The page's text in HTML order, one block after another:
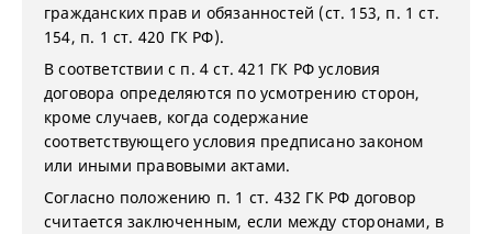
гражданских прав и обязанностей (ст. 153, п. 1 ст.
154, п. 1 ст. 420 ГК РФ).
В соответствии с п. 4 ст. 421 ГК РФ условия
договора определяются по усмотрению сторон,
кроме случаев, когда содержание
соответствующего условия предписано законом
или иными правовыми актами.
Согласно положению п. 1 ст. 432 ГК РФ договор
считается заключенным, если между сторонами, в